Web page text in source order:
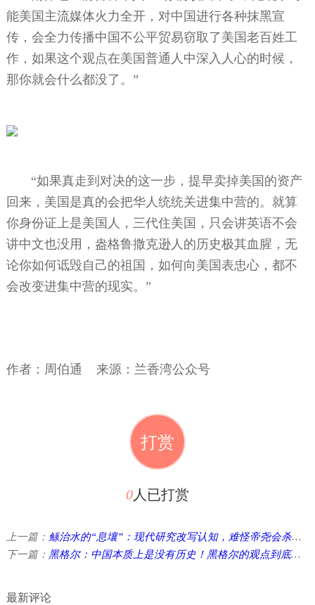
能美国主流媒体火力全开，对中国进行各种抹黑宣
传，会全力传播中国不公平贸易窃取了美国老百姓工
作，如果这个观点在美国普通人中深入人心的时候，
那你就会什么都没了。”
“如果真走到对决的这一步，提早卖掉美国的资产
回来，美国是真的会把华人统统关进集中营的。就算
你身份证上是美国人，三代住美国，只会讲英语不会
讲中文也没用，盎格鲁撒克逊人的历史极其血腥，无
论你如何诋毁自己的祖国，如何向美国表忠心，都不
会改变进集中营的现实。”
作者：周伯通 来源：兰香湾公众号
打赏
0人已打赏
上一篇： 鲧治水的“息壤”：现代研究改写认知，难怪帝尧会杀掉鲧
下一篇： 黑格尔：中国本质上是没有历史！黑格尔的观点到底对不对？ ...
最新评论